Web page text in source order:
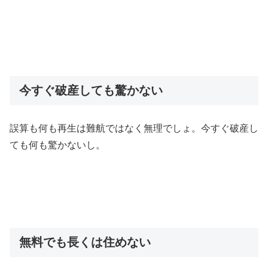
今すぐ破産しても驚かない
誤算も何も再生は難航ではなく無理でしょ。今すぐ破産し
ても何も驚かないし。
無料でも長くは住めない